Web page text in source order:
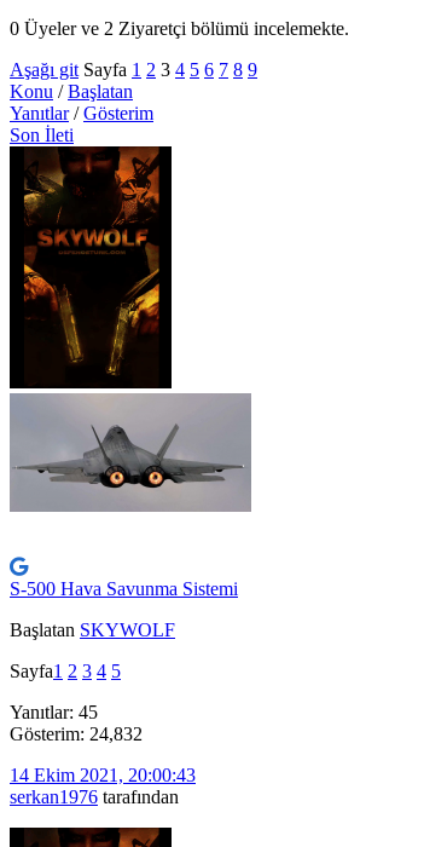
0 Üyeler ve 2 Ziyaretçi bölümü incelemekte.
Aşağı git Sayfa 1 2 3 4 5 6 7 8 9
Konu /Başlatan
Yanıtlar/Gösterim
Son İleti
S-500 Hava Savunma Sistemi
Başlatan SKYWOLF
Sayfa1 2 3 4 5
Yanıtlar: 45
Gösterim: 24,832
14 Ekim 2021, 20:00:43
serkan1976 tarafından